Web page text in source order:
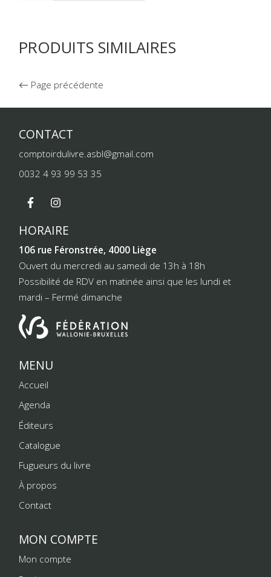
PRODUITS SIMILAIRES
Page précédente
CONTACT
comptoirdulivre.asbl@gmail.com
0032 4 93 99 53 35
HORAIRE
106 rue Féronstrée, 4000 Liège
Ouvert du mercredi au samedi de 13h à 18h
Possibilité de RDV en matinée ainsi que les lundi et
mardi – Fermé dimanche
MENU
Accueil
Agenda
Éditeurs
Catalogue
Fugueurs du livre
À propos
Contact
MON COMPTE
Mon compte